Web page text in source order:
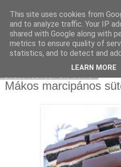
Moha Konyha
Mákos marcipános
This site uses cookies from
and to analyze traffic. Your IP
shared with Google along with
metrics to ensure quality of
statistics, and to detect and
LEARN MORE